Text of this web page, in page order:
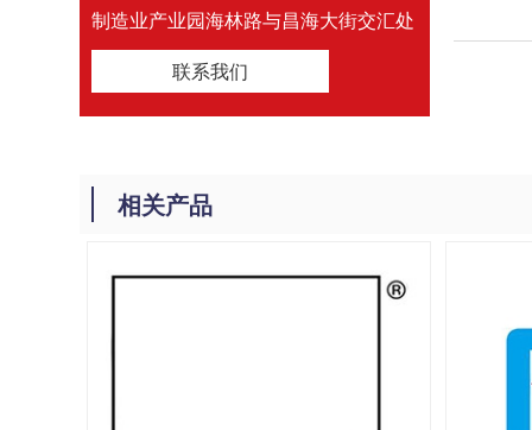
制造业产业园海林路与昌海大街交汇处
联系我们
相关产品